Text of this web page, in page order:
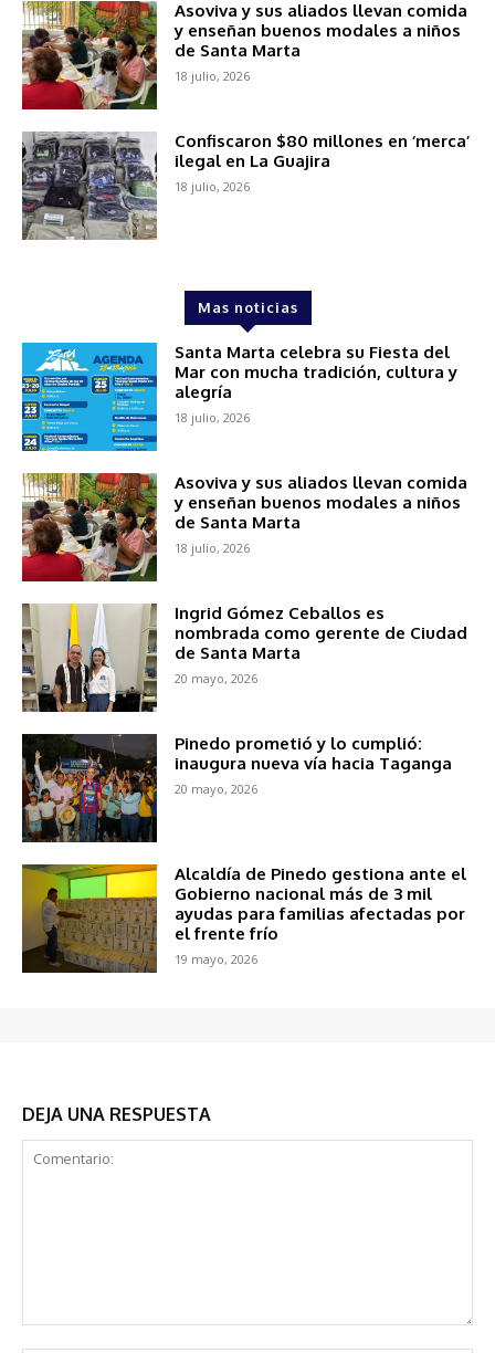
Asoviva y sus aliados llevan comida
y enseñan buenos modales a niños
de Santa Marta
18 julio, 2026
Confiscaron $80 millones en ‘merca’
ilegal en La Guajira
18 julio, 2026
Mas noticias
Santa Marta celebra su Fiesta del
Mar con mucha tradición, cultura y
alegría
18 julio, 2026
Asoviva y sus aliados llevan comida
y enseñan buenos modales a niños
de Santa Marta
18 julio, 2026
Ingrid Gómez Ceballos es
nombrada como gerente de Ciudad
de Santa Marta
20 mayo, 2026
Pinedo prometió y lo cumplió:
inaugura nueva vía hacia Taganga
20 mayo, 2026
Alcaldía de Pinedo gestiona ante el
Gobierno nacional más de 3 mil
ayudas para familias afectadas por
el frente frío
19 mayo, 2026
DEJA UNA RESPUESTA